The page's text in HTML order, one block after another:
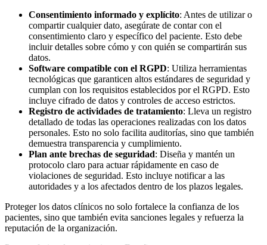
Consentimiento informado y explícito: Antes de utilizar o
compartir cualquier dato, asegúrate de contar con el
consentimiento claro y específico del paciente. Esto debe
incluir detalles sobre cómo y con quién se compartirán sus
datos.
Software compatible con el RGPD: Utiliza herramientas
tecnológicas que garanticen altos estándares de seguridad y
cumplan con los requisitos establecidos por el RGPD. Esto
incluye cifrado de datos y controles de acceso estrictos.
Registro de actividades de tratamiento: Lleva un registro
detallado de todas las operaciones realizadas con los datos
personales. Esto no solo facilita auditorías, sino que también
demuestra transparencia y cumplimiento.
Plan ante brechas de seguridad: Diseña y mantén un
protocolo claro para actuar rápidamente en caso de
violaciones de seguridad. Esto incluye notificar a las
autoridades y a los afectados dentro de los plazos legales.
Proteger los datos clínicos no solo fortalece la confianza de los
pacientes, sino que también evita sanciones legales y refuerza la
reputación de la organización.